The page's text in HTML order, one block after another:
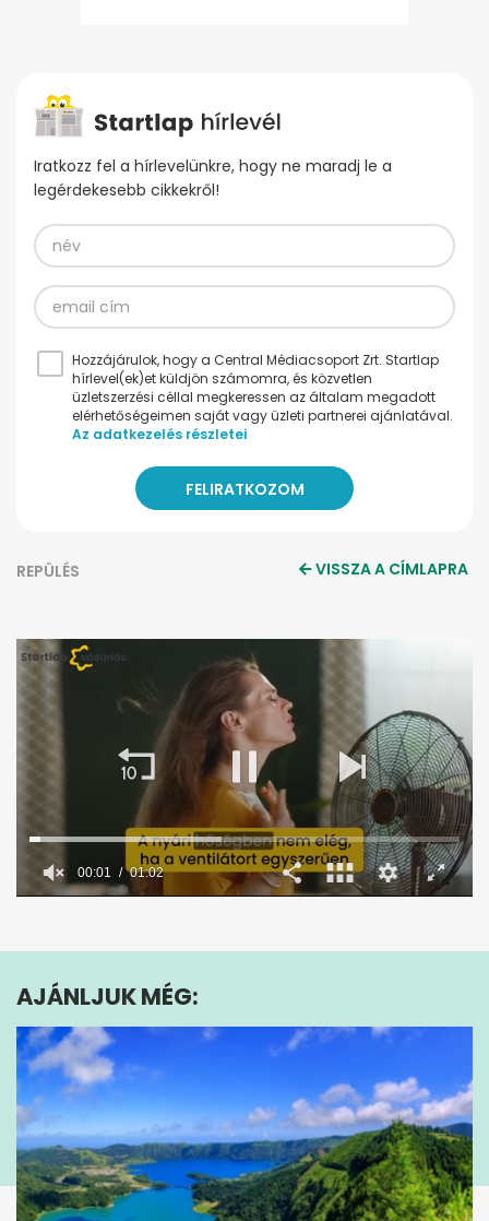
Iratkozz fel a hírlevelünkre, hogy ne maradj le a
legérdekesebb cikkekről!
Hozzájárulok, hogy a Central Médiacsoport Zrt. Startlap
hírlevel(ek)et küldjön számomra, és közvetlen
üzletszerzési céllal megkeressen az általam megadott
elérhetőségeimen saját vagy üzleti partnerei ajánlatával.
Az adatkezelés részletei
REPÜLÉS VISSZA A CÍMLAPRA
1
2
seconds
00:02 01:02
AJÁNLJUK MÉG: